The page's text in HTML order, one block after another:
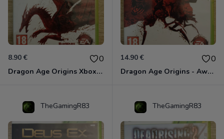
8.90 € 0
Dragon Age Origins Xbox 360
14.90 € 0
Dragon Age Origins - Awakening Xbox 360
TheGamingR83 TheGamingR83